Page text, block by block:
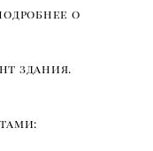
о
здания.